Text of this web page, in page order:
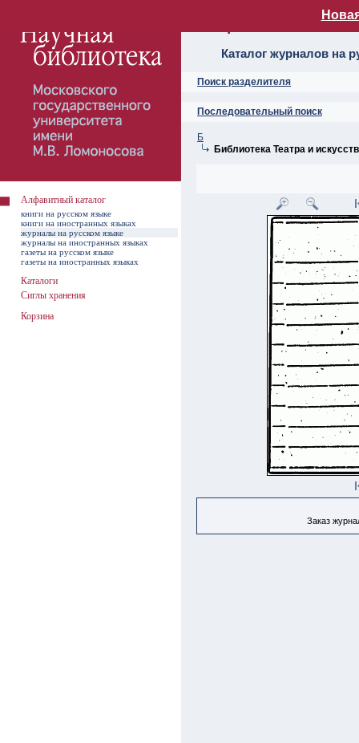
Алфавитный
Каталог журналов на
Поиск разделителя
Последовательный поиск
Б
Библиотека Театра и
Заказ
Алфавитный каталог
книги на русском языке
книги на иностранных языках
журналы на русском языке
журналы на иностранных языках
газеты на русском языке
газеты на иностранных языках
Каталоги
Сиглы хранения
Корзина